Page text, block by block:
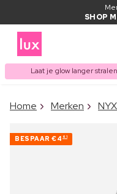
SHOP
Laat je glow langer
ITEM
Vaak
Home Merken
BESPAAR €4 61